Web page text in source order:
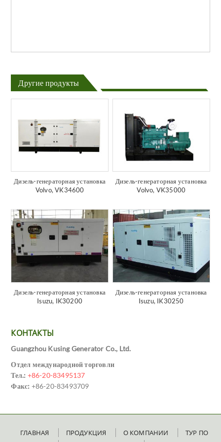
Другие продукты
Дизель-генераторная установка
Volvo, VK34600
Дизель-генераторная установка
Volvo, VK35000
Дизель-генераторная установка
Isuzu, IK30200
Дизель-генераторная установка
Isuzu, IK30250
КОНТАКТЫ
Guangzhou Kusing Generator Co., Ltd.
Отдел международной торговли
Тел.: +86-20-83495137
Факс: +86-20-83493709
ГЛАВНАЯ ПРОДУКЦИЯ О КОМПАНИИ
ТУР ПО